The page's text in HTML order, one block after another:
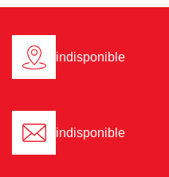
indisponible
indisponible